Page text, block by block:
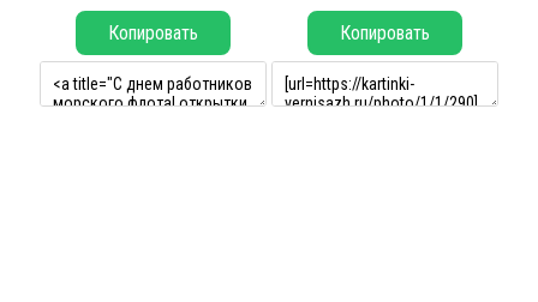
Копировать Копировать